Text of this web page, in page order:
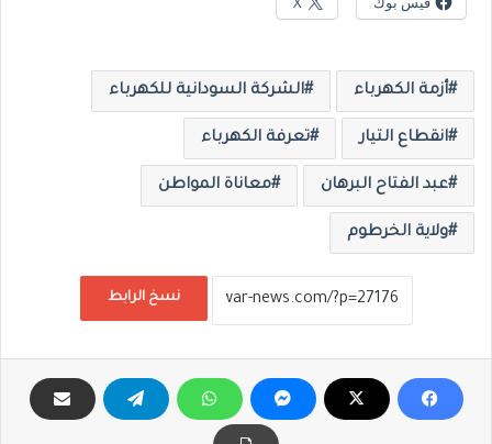
أزمة الكهرباء الشركة السودانية للكهرباء
انقطاع التيار تعرفة الكهرباء
عبد الفتاح البرهان معاناة المواطن
ولاية الخرطوم
نسخ الرابط